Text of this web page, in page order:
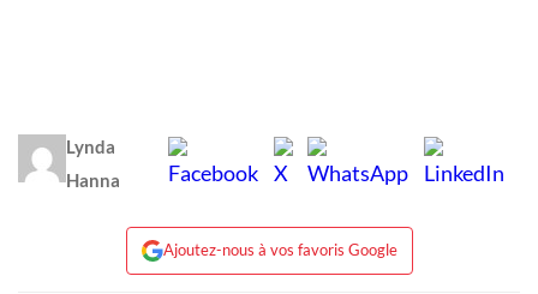
Lynda
Hanna
Ajoutez-nous à vos favoris Google